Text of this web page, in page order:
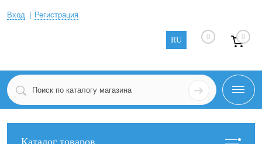
Вход Регистрация
RU 0 0
Каталог товаров